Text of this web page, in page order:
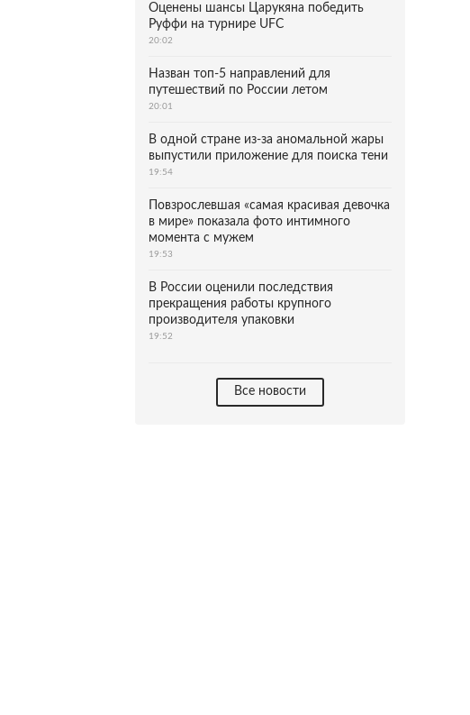
Оценены шансы Царукяна победить
Руффи на турнире UFC
20:02
Назван топ-5 направлений для
путешествий по России летом
20:01
В одной стране из-за аномальной жары
выпустили приложение для поиска тени
19:54
Повзрослевшая «самая красивая девочка
в мире» показала фото интимного
момента с мужем
19:53
В России оценили последствия
прекращения работы крупного
производителя упаковки
19:52
Все новости